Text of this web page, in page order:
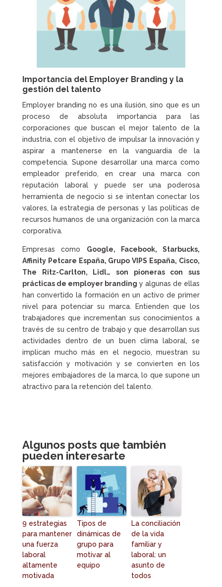
Importancia del Employer Branding y la
gestión del talento
Employer branding no es una ilusión, sino que es un
proceso de absoluta importancia para las
corporaciones que buscan el mejor talento de la
industria, con el objetivo de impulsar la innovación y
aspirar a mantenerse en la vanguardia de la
competencia. Supone desarrollar una marca como
empleador preferido, en crear una marca con
reputación laboral y puede ser una poderosa
herramienta de negocio si se intentan conectar los
valores, la estrategia de personas y las políticas de
recursos humanos de una organización con la marca
corporativa.
Empresas como Google, Facebook, Starbucks,
Affinity Petcare España, Grupo VIPS España, Cisco,
The Ritz-Carlton, Lidl… son pioneras con sus
prácticas de employer branding y algunas de ellas
han convertido la formación en un activo de primer
nivel para potenciar su marca. Entienden que los
trabajadores que incrementan sus conocimientos a
través de su centro de trabajo y que desarrollan sus
actividades dentro de un buen clima laboral, se
implican mucho más en el negocio, muestran su
satisfacción y motivación y se convierten en los
mejores embajadores de la marca, lo que supone un
atractivo para la retención del talento.
Algunos posts que también
pueden interesarte
9 estrategias
para mantener
una fuerza
laboral
altamente
motivada
Tipos de
dinámicas de
grupo para
motivar al
equipo
La conciliación
de la vida
familiar y
laboral: un
asunto de
todos